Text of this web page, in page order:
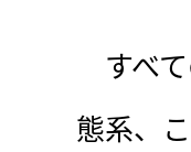
すべ
態系、